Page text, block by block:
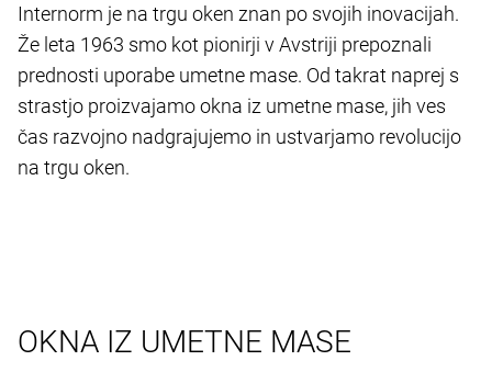
Internorm je na trgu oken znan po svojih inovacijah.
Že leta 1963 smo kot pionirji v Avstriji prepoznali
prednosti uporabe umetne mase. Od takrat naprej s
strastjo proizvajamo okna iz umetne mase, jih ves
čas razvojno nadgrajujemo in ustvarjamo revolucijo
na trgu oken.
OKNA IZ UMETNE MASE